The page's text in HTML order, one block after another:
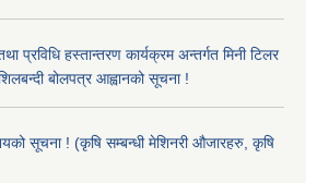
प्रविधि हस्तान्तरण कार्यक्रम अन्तर्गत मिनी टिलर
बोलपत्र आह्वानको सूचना !
सूचना ! (कृषि सम्बन्धी मेशिनरी औजारहरु, कृषि